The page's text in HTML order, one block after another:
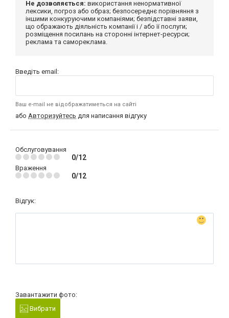
Не дозволяється: використання ненормативної
лексики, погроз або образ; безпосереднє порівняння з
іншими конкуруючими компаніями; безпідставні заяви,
що ображають діяльність компанії і / або її послуги;
розміщення посилань на сторонні інтернет-ресурси;
реклама та самореклама.
Введіть email:
Ваш e-mail не відображатиметься на сайті
або Авторизуйтесь для написання відгуку
Обслуговування
0/12
Враження
0/12
Відгук:
Завантажити фото:
Вибрати